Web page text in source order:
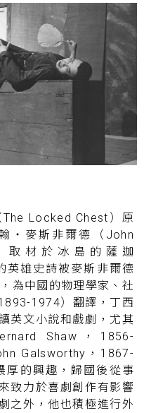
Locked Chest）原
‧麥斯非爾德（John
取材於冰島的薩迦
英雄史詩被麥斯非爾德
為中國的物理學家、社
1974）翻譯，丁西
英文小說和戲劇，尤其
Shaw，1856-
Galsworthy，1867-
厚的興趣，歸國後從事
致力於喜劇創作有影響
之外，他也積極進行外